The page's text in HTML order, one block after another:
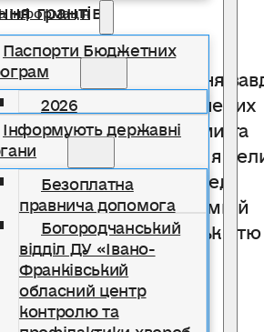
інформація
Паспорти Бюджетних
2026
Інформують державні
Безоплатна
правнича допомога
Богородчанський
відділ ДУ «Івано-
Франківський
обласний центр
контролю та
грантів
за
проектів,
описових
звітів
які
в
Виконання
передбачених
проектами та
звітування
ради перед
депутатами й
громадськістю
на
та